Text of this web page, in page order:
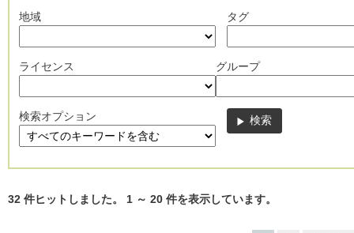
地域 タグ
ライセンス グループ
検索オプション
32 件ヒットしました。 1 ～ 20 件を表示しています。